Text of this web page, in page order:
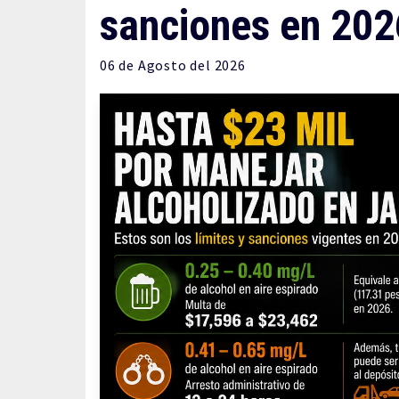
sanciones en
06 de Agosto del 2026